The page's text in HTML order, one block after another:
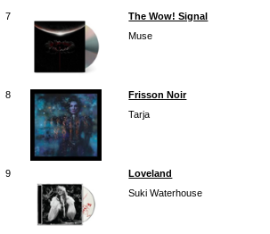
7
The Wow! Signal
Muse
8
Frisson Noir
Tarja
9
Loveland
Suki Waterhouse